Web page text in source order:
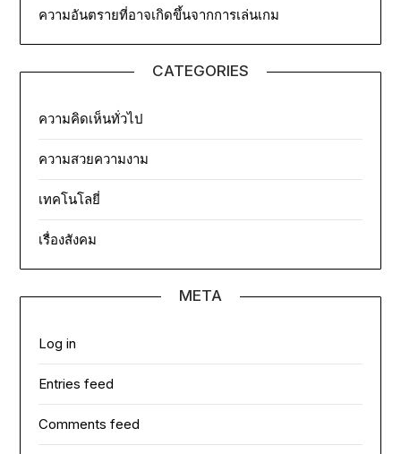
ความอันตรายที่อาจเกิดขึ้นจากการเล่นเกม
CATEGORIES
ความคิดเห็นทั่วไป
ความสวยความงาม
เทคโนโลยี่
เรื่องสังคม
META
Log in
Entries feed
Comments feed